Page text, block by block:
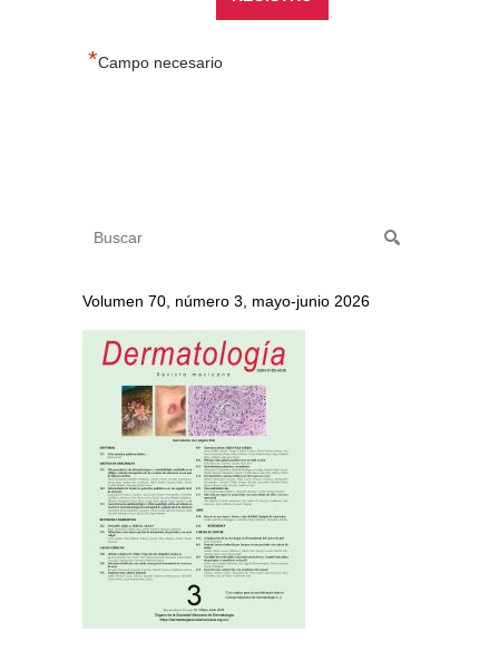
*Campo necesario
Volumen 70, número 3, mayo-junio 2026